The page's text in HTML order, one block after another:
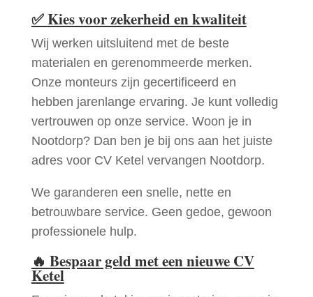
✅Kies voor zekerheid en kwaliteit
Wij werken uitsluitend met de beste
materialen en gerenommeerde merken.
Onze monteurs zijn gecertificeerd en
hebben jarenlange ervaring. Je kunt volledig
vertrouwen op onze service. Woon je in
Nootdorp? Dan ben je bij ons aan het juiste
adres voor CV Ketel vervangen Nootdorp.
We garanderen een snelle, nette en
betrouwbare service. Geen gedoe, gewoon
professionele hulp.
🔥 Bespaar geld met een nieuwe CV
Ketel